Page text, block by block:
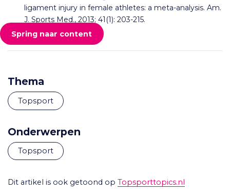
Spring naar content
ligament injury in female athletes: a meta-analysis. Am.
J. Sports Med., 2013; 41(1): 203-215.
Thema
Topsport
Onderwerpen
topsport
Dit artikel is ook getoond op Topsporttopics.nl